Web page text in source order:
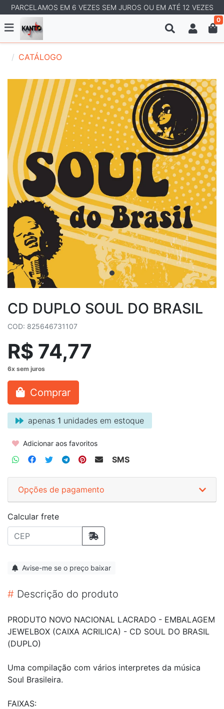
PARCELAMOS EM 6 VEZES SEM JUROS OU EM ATÉ 12 VEZES
0
CATÁLOGO
CD DUPLO SOUL DO BRASIL
COD: 825646731107
R$ 74,77
Comprar
apenas 1 unidades em estoque
Adicionar aos favoritos
SMS
Opções de pagamento
Calcular frete
Avise-me se o preço baixar
# Descrição do produto
PRODUTO NOVO NACIONAL LACRADO - EMBALAGEM
JEWELBOX (CAIXA ACRILICA) - CD SOUL DO BRASIL
(DUPLO)
Uma compilação com vários interpretes da música
Soul Brasileira.
FAIXAS: